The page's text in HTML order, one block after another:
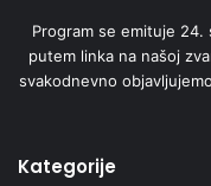
Program se emituje
putem linka na našoj
svakodnevno
Kategorije